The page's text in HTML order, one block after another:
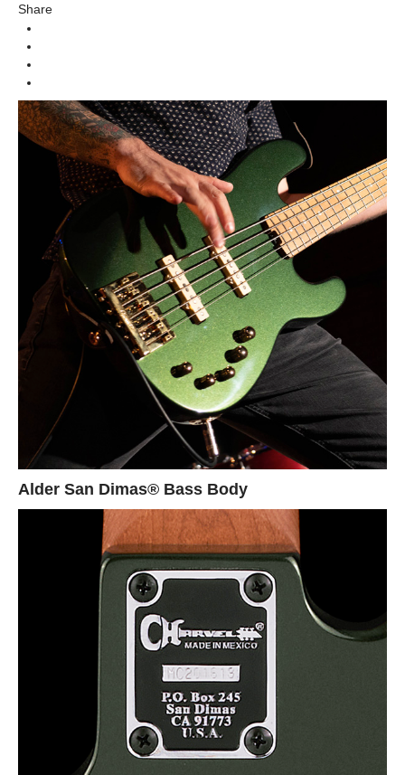
Types
Colors
Lambo Green Metallic Caramelized Maple
Neck
Share
Alder San Dimas® Bass Body